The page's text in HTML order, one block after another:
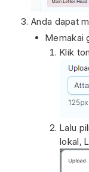
Anda dapat
Memakai
Klik
Lalu
lokal,